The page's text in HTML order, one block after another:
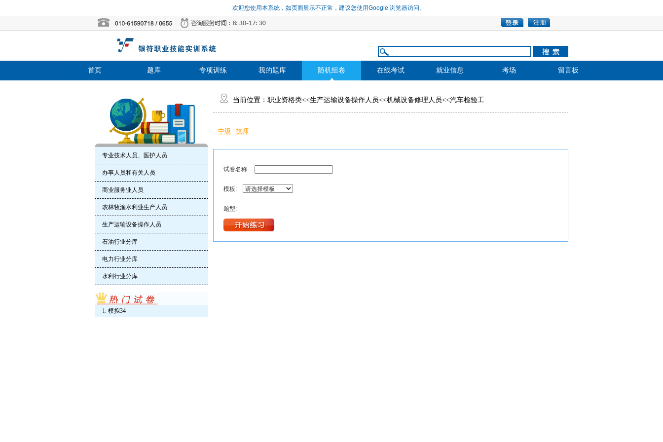
欢迎您使用本系统，如页面显示不正常，建议您使用Google 浏览器访问。
首页 题库 专项训练 我的题库 随机组卷 在线考试 就业信息 考场 留言板
专业技术人员、医护人员
办事人员和有关人员
商业服务业人员
农林牧渔水利业生产人员
生产运输设备操作人员
石油行业分库
电力行业分库
水利行业分库
模拟34
当前位置： 职业资格类<<生产运输设备操作人员<<机械设备修理人员<<汽车检验工
中级 技师
试卷名称:
模板:
题型: